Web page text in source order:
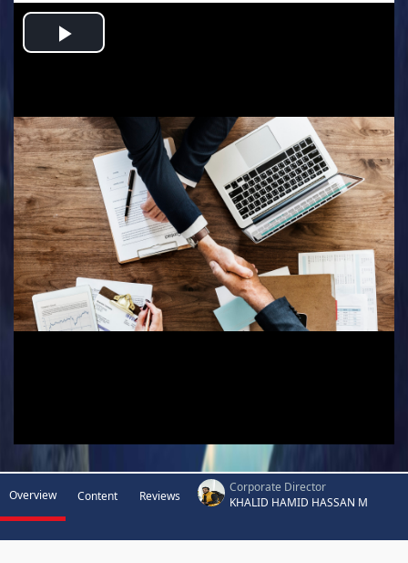
Play
Overview Content Reviews
Corporate Director
KHALID HAMID HASSAN M